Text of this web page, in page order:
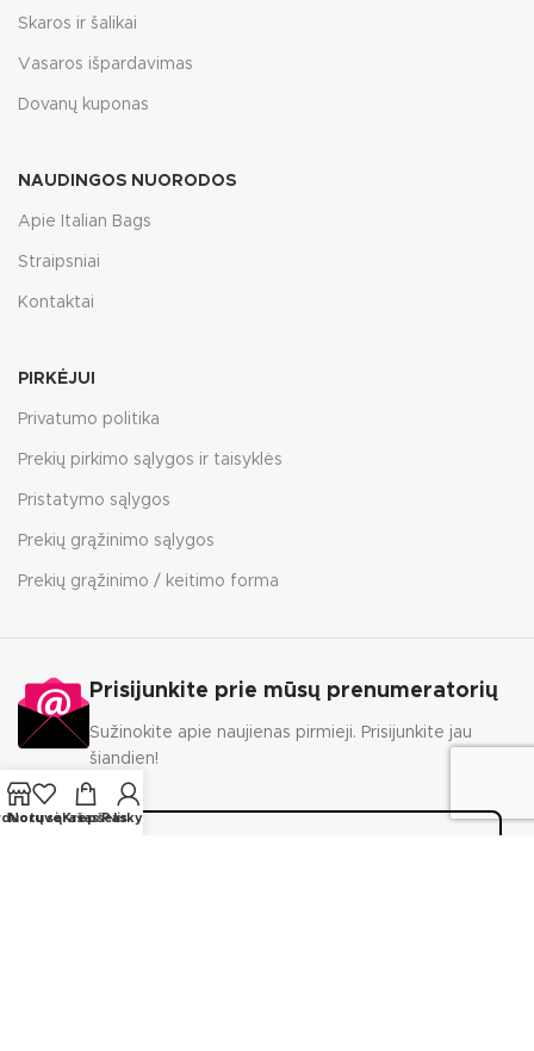
Skaros ir šalikai
Vasaros išpardavimas
Dovanų kuponas
NAUDINGOS NUORODOS
Apie Italian Bags
Straipsniai
Kontaktai
PIRKĖJUI
Privatumo politika
Prekių pirkimo sąlygos ir taisyklės
Pristatymo sąlygos
Prekių grąžinimo sąlygos
Prekių grąžinimo / keitimo forma
Prisijunkite prie mūsų prenumeratorių
Sužinokite apie naujienas pirmieji. Prisijunkite jau
šiandien!
Norų sąrašasKrepšelisPaskyra